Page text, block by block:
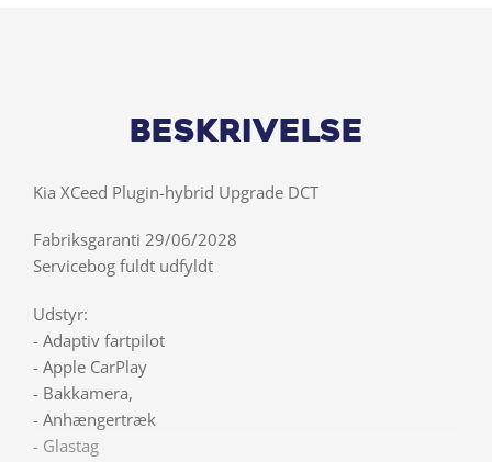
Beskrivelse
Kia XCeed Plugin-hybrid Upgrade DCT
Fabriksgaranti 29/06/2028
Servicebog fuldt udfyldt
Udstyr:
- Adaptiv fartpilot
- Apple CarPlay
- Bakkamera,
- Anhængertræk
- Glastag